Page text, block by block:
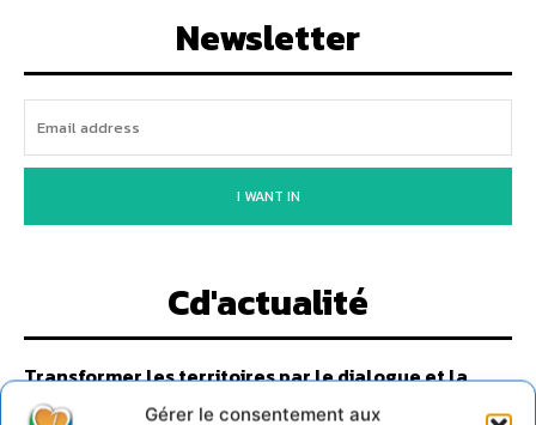
Gérer le consentement aux
Newsletter
I WANT IN
Cd'actualité
Transformer les territoires par le dialogue et la
des Transitions